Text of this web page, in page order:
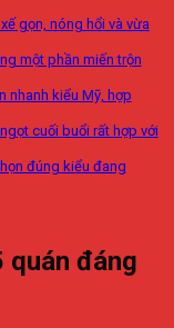
gọn, nóng hổi và vừa
một phần miến trộn
nhanh kiểu Mỹ, hợp
cuối buổi rất hợp với
đúng kiểu đang
quán đáng